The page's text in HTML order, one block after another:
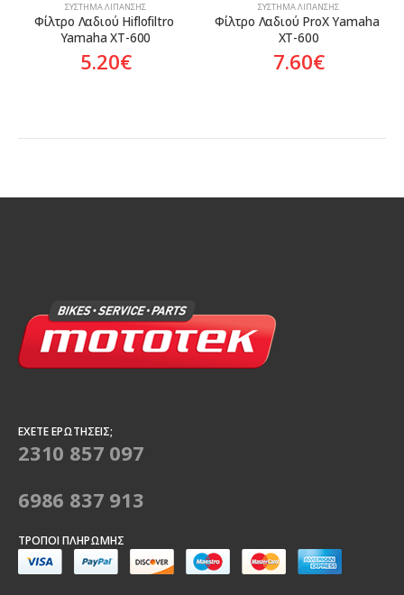
ΣΎΣΤΗΜΑ ΛΊΠΑΝΣΗΣ
Φίλτρο Λαδιού Hiflofiltro
Yamaha XT-600
5.20€
ΣΎΣΤΗΜΑ ΛΊΠΑΝΣΗΣ
Φίλτρο Λαδιού ProX Yamaha
XT-600
7.60€
ΈΧΕΤΕ ΕΡΩΤΉΣΕΙΣ;
2310 857 097
6986 837 913
ΤΡΌΠΟΙ ΠΛΗΡΩΜΉΣ